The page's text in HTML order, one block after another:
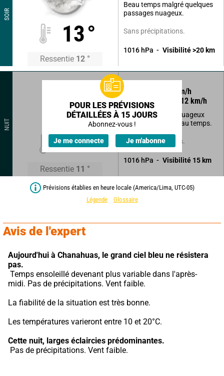
SOIR
13°
Ressentie 12 °
Beau temps malgré quelques
passages nuageux.
Sans précipitations.
1016 hPa Visibilité >20 km
NUIT
11°
Ressentie 11 °
km/h
Rafales à
12 km/h
Légers passages nuageux
n'altérant pas le beau temps.
Sans précipitations.
1016 hPa Visibilité 15 km
POUR LES PRÉVISIONS
DÉTAILLÉES À 15 JOURS
Abonnez-vous !
Je me connecte Je m'abonne
Prévisions établies en heure locale (America/Lima, UTC-05)
Légende
Glossaire
Avis de l'expert
Aujourd'hui à Chanahuas, le grand ciel bleu ne résistera
pas.
midi. Pas de précipitations. Vent faible.
La fiabilité de la situation est très bonne.
Les températures varieront entre 10 et 20°C.
Cette nuit, larges éclaircies prédominantes.
Pas de précipitations. Vent faible.